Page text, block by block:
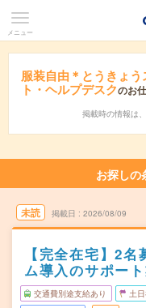
メニュー
服装自由＊とうきょ
ト・ヘルプデスクのお
掲載時の情報は、
お探しの
未読 掲載日 2026/08/09
【完全在宅】2
ム導入のサポー
交通費別途支給あり 土